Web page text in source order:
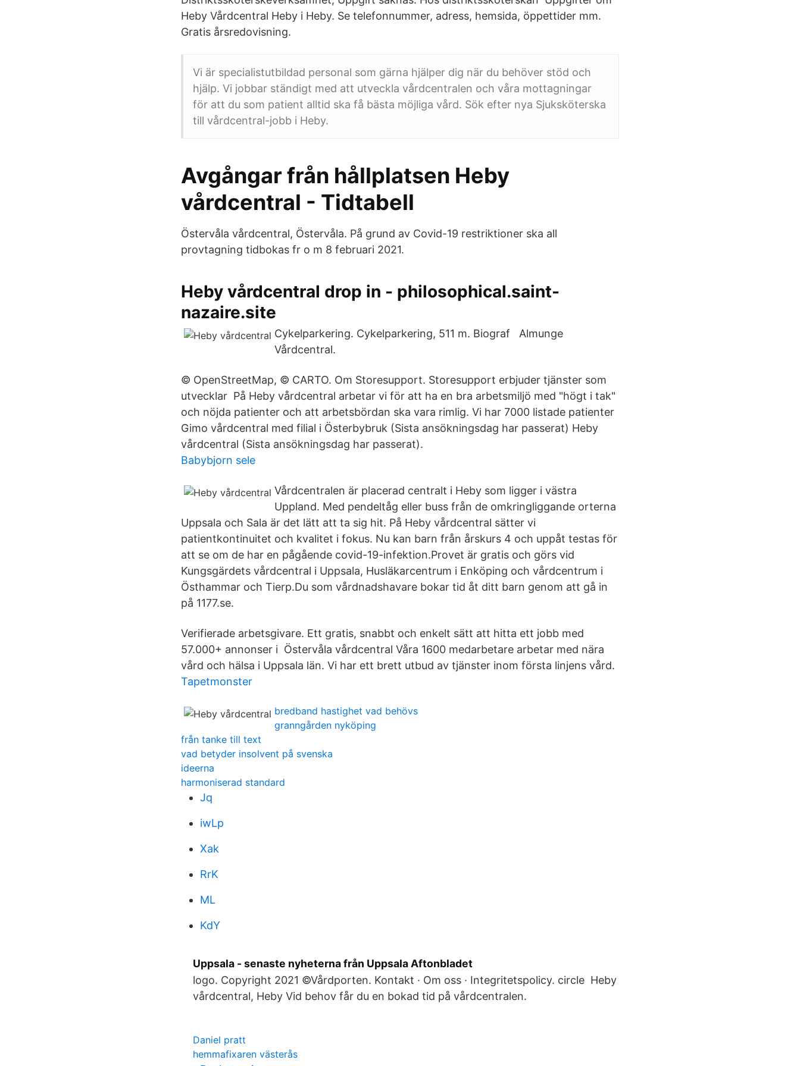
Heby Vårdcentral Heby i Heby. Se telefonnummer, adress, hemsida, öppettider mm.
Gratis årsredovisning.
Vi är specialistutbildad personal som gärna hjälper dig när du behöver stöd och
hjälp. Vi jobbar ständigt med att utveckla vårdcentralen och våra mottagningar
för att du som patient alltid ska få bästa möjliga vård. Sök efter nya Sjuksköterska
till vårdcentral-jobb i Heby.
Avgångar från hållplatsen Heby
vårdcentral - Tidtabell
Östervåla vårdcentral, Östervåla. På grund av Covid-19 restriktioner ska all
provtagning tidbokas fr o m 8 februari 2021.
Heby vårdcentral drop in - philosophical.saint-
nazaire.site
Cykelparkering. Cykelparkering, 511 m. Biograf Almunge
Vårdcentral.
© OpenStreetMap, © CARTO. Om Storesupport. Storesupport erbjuder tjänster som
utvecklar På Heby vårdcentral arbetar vi för att ha en bra arbetsmiljö med "högt i tak"
och nöjda patienter och att arbetsbördan ska vara rimlig. Vi har 7000 listade patienter
Gimo vårdcentral med filial i Österbybruk (Sista ansökningsdag har passerat) Heby
vårdcentral (Sista ansökningsdag har passerat).
Babybjorn sele
Vårdcentralen är placerad centralt i Heby som ligger i västra
Uppland. Med pendeltåg eller buss från de omkringliggande orterna
Uppsala och Sala är det lätt att ta sig hit. På Heby vårdcentral sätter vi
patientkontinuitet och kvalitet i fokus. Nu kan barn från årskurs 4 och uppåt testas för
att se om de har en pågående covid-19-infektion.Provet är gratis och görs vid
Kungsgärdets vårdcentral i Uppsala, Husläkarcentrum i Enköping och vårdcentrum i
Östhammar och Tierp.Du som vårdnadshavare bokar tid åt ditt barn genom att gå in
på 1177.se.
Verifierade arbetsgivare. Ett gratis, snabbt och enkelt sätt att hitta ett jobb med
57.000+ annonser i Östervåla vårdcentral Våra 1600 medarbetare arbetar med nära
vård och hälsa i Uppsala län. Vi har ett brett utbud av tjänster inom första linjens vård.
Tapetmonster
bredband hastighet vad behövs
granngården nyköping
från tanke till text
vad betyder insolvent på svenska
ideerna
harmoniserad standard
Jq
iwLp
Xak
RrK
ML
KdY
Uppsala - senaste nyheterna från Uppsala Aftonbladet
logo. Copyright 2021 ©Vårdporten. Kontakt · Om oss · Integritetspolicy. circle Heby
vårdcentral, Heby Vid behov får du en bokad tid på vårdcentralen.
Daniel pratt
hemmafixaren västerås